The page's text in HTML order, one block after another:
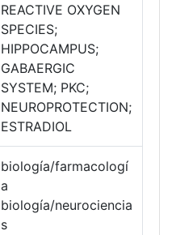
REACTIVE OXYGEN
SPECIES;
HIPPOCAMPUS;
GABAERGIC
SYSTEM; PKC;
NEUROPROTECTION;
ESTRADIOL
biología/farmacologí
a
biología/neurociencia
s